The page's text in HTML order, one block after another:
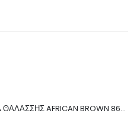
LINO ΠΕΤΣΕΤΑ ΘΑΛΑΣΣΗΣ AFRICAN BROWN 86X160